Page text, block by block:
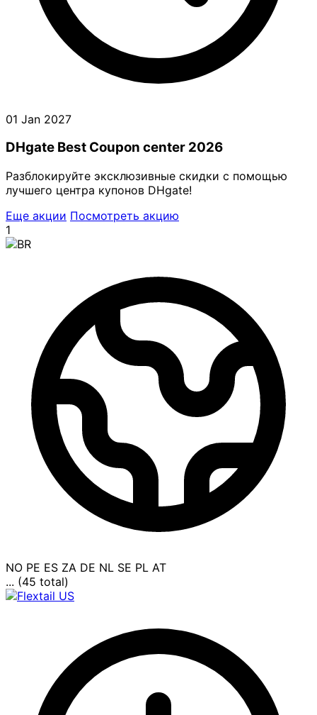
01 Jan 2027
DHgate Best Coupon center 2026
Разблокируйте эксклюзивные скидки с помощью
лучшего центра купонов DHgate!
Еще акции Посмотреть акцию
1
NO PE ES ZA DE NL SE PL AT
... (45 total)